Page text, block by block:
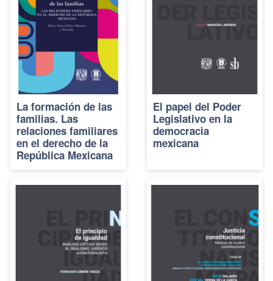
La formación de las
familias. Las
relaciones familiares
en el derecho de la
República Mexicana
El papel del Poder
Legislativo en la
democracia
mexicana